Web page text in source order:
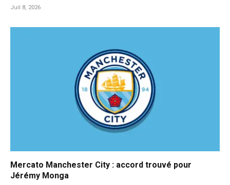
Juil 8, 2026
Mercato Manchester City : accord trouvé pour
Jérémy Monga